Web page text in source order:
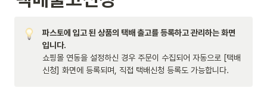
파스토에 입고 된 상품의 택배 출고를 등록하고 관리하는 화면
입니다.
쇼핑몰 연동을 설정하신 경우 주문이 수집되어 자동으로 [택배
신청] 화면에 등록되며, 직접 택배신청 등록도 가능합니다.